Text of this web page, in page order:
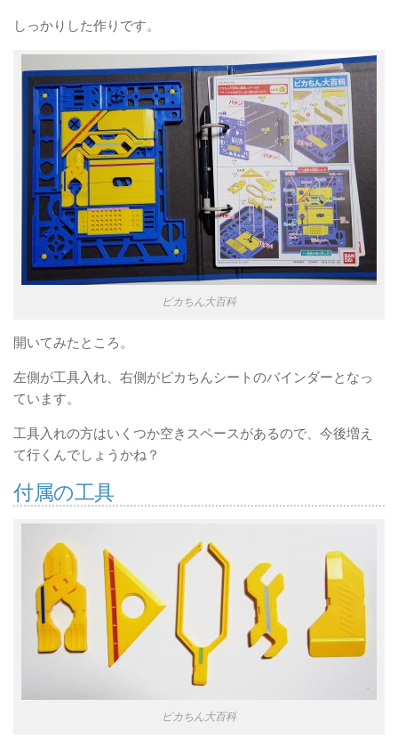
しっかりした作りです。
ピカちん大百科
開いてみたところ。
左側が工具入れ、右側がピカちんシートのバインダーとなっ
ています。
工具入れの方はいくつか空きスペースがあるので、今後増え
て行くんでしょうかね？
付属の工具
ピカちん大百科